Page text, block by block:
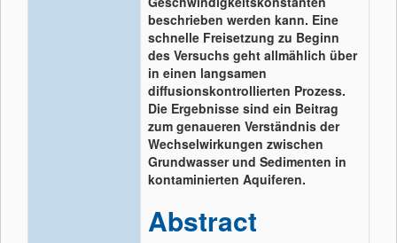
beschrieben werden kann. Eine
schnelle Freisetzung zu Beginn
des Versuchs geht allmählich über
in einen langsamen
diffusionskontrollierten Prozess.
Die Ergebnisse sind ein Beitrag
zum genaueren Verständnis der
Wechselwirkungen zwischen
Grundwasser und Sedimenten in
kontaminierten Aquiferen.
Abstract